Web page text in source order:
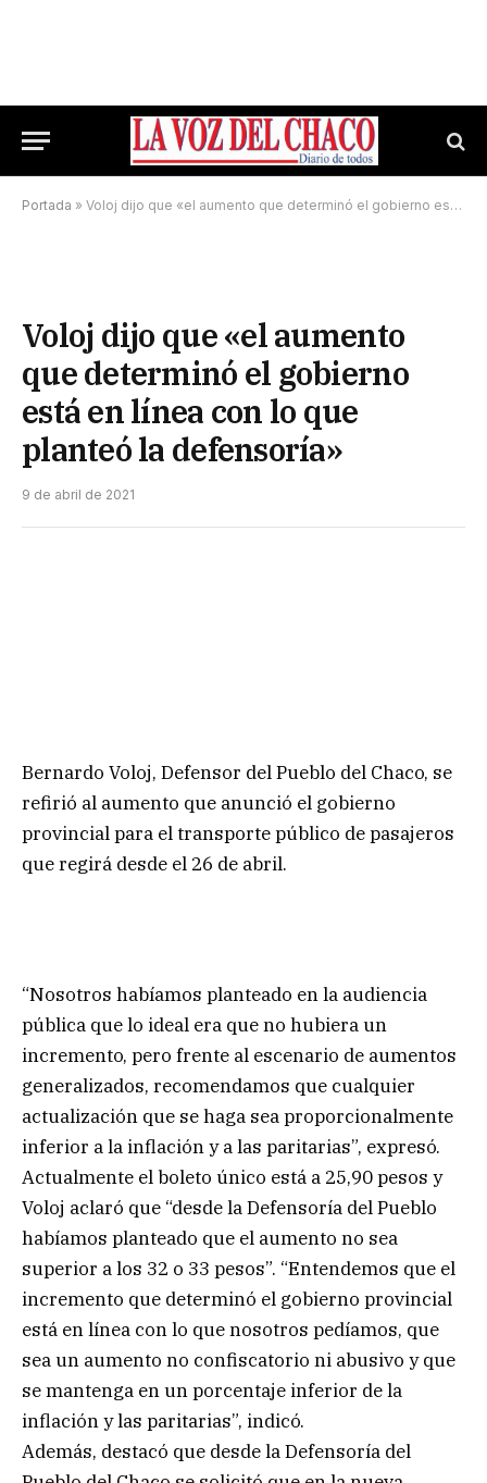
Portada » Voloj dijo que «el aumento que determinó el gobierno está en línea con lo que planteó la defensoría»
Voloj dijo que «el aumento
que determinó el gobierno
está en línea con lo que
planteó la defensoría»
9 de abril de 2021
Bernardo Voloj, Defensor del Pueblo del Chaco, se
refirió al aumento que anunció el gobierno
provincial para el transporte público de pasajeros
que regirá desde el 26 de abril.
“Nosotros habíamos planteado en la audiencia
pública que lo ideal era que no hubiera un
incremento, pero frente al escenario de aumentos
generalizados, recomendamos que cualquier
actualización que se haga sea proporcionalmente
inferior a la inflación y a las paritarias”, expresó.
Actualmente el boleto único está a 25,90 pesos y
Voloj aclaró que “desde la Defensoría del Pueblo
habíamos planteado que el aumento no sea
superior a los 32 o 33 pesos”. “Entendemos que el
incremento que determinó el gobierno provincial
está en línea con lo que nosotros pedíamos, que
sea un aumento no confiscatorio ni abusivo y que
se mantenga en un porcentaje inferior de la
inflación y las paritarias”, indicó.
Además, destacó que desde la Defensoría del